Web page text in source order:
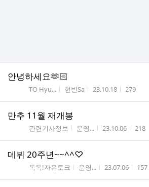
안녕하세요🫶🏻
게시판명
TO Hyu... 작성자
현빈Sa 작성시간
23.10.18 조회수
279
만추 11월 재개봉
게시판명
관련기사정보 작성자
운영... 작성시간
23.10.06 조회수
218
데뷔 20주년~~^^♡
게시판명
톡톡!자유토크 작성자
운영... 작성시간
23.07.06 조회
157